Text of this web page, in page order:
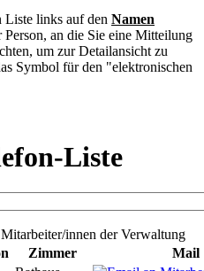
Liste links auf den Namen
Person, an die Sie eine Mitteilung
um zur Detailansicht zu
Symbol für den "elektronischen
Liste
innen der Verwaltung
Zimmer
Mail